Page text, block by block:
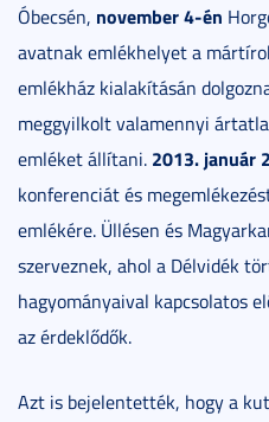
Óbecsén, november 4-én
avatnak emlékhelyet a
emlékház kialakításán
meggyilkolt valamennyi
emléket állítani. 2013. január
konferenciát és
emlékére. Üllésen és
szerveznek, ahol a Délvidék
hagyományaival kapcsolatos
az érdeklődők.
Azt is bejelentették, hogy a